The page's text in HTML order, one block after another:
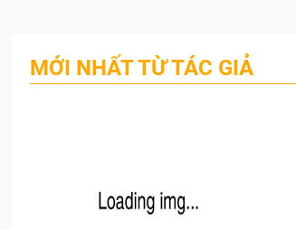
MỚI NHẤT TỪ TÁC GIẢ